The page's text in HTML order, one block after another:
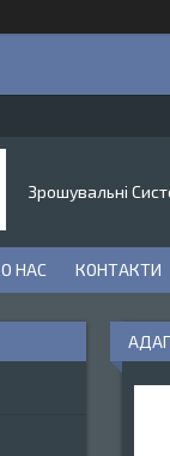
Зрошувальні
О НАС КОНТАКТИ